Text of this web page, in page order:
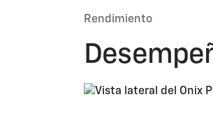
Rendimiento